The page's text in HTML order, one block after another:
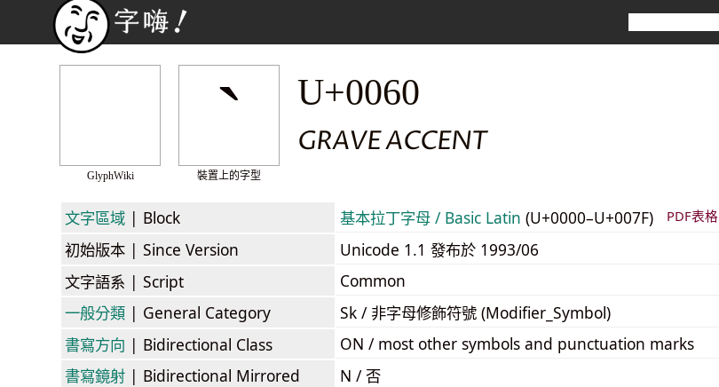
GlyphWiki
`
裝置上的字型
U+0060
GRAVE ACCENT
文字區域 | Block 基本拉丁字母 / Basic Latin (U+0000–U+007F) PDF表格
初始版本 | Since Version
Unicode 1.1 發布於 1993/06
文字語系 | Script
Common
一般分類 | General Category
Sk / 非字母修飾符號 (Modifier_Symbol)
書寫方向 | Bidirectional Class
ON / most other symbols and punctuation marks
書寫鏡射 | Bidirectional Mirrored
N / 否